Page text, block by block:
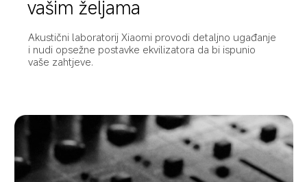
vašim željama
Akustični laboratorij Xiaomi provodi detaljno ugađanje
i nudi opsežne postavke ekvilizatora da bi ispunio
vaše zahtjeve.